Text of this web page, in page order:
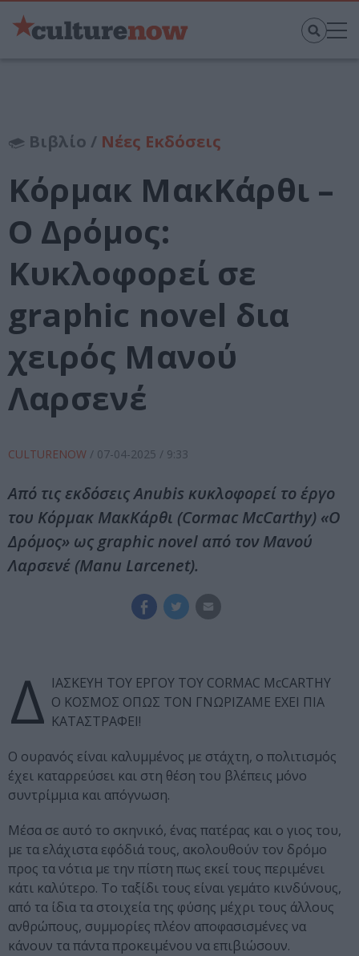
Βιβλίο / Νέες Εκδόσεις
Κόρμακ ΜακΚάρθι –
Ο Δρόμος:
Κυκλοφορεί σε
graphic novel δια
χειρός Μανού
Λαρσενέ
CULTURENOW / 07-04-2025 / 9:33
Από τις εκδόσεις Anubis κυκλοφορεί το έργο
του Κόρμακ ΜακΚάρθι (Cormac McCarthy) «Ο
Δρόμος» ως graphic novel από τον Μανού
Λαρσενέ (Manu Larcenet).
Δ ΙΑΣΚΕΥΗ ΤΟΥ ΕΡΓΟΥ ΤΟΥ CORMAC McCARTHY
O ΚΟΣΜΟΣ ΟΠΩΣ ΤΟΝ ΓΝΩΡΙΖΑΜΕ ΕΧΕΙ ΠΙΑ
ΚΑΤΑΣΤΡΑΦΕΙ!
Ο ουρανός είναι καλυμμένος με στάχτη, ο πολιτισμός
έχει καταρρεύσει και στη θέση του βλέπεις μόνο
συντρίμμια και απόγνωση.
Μέσα σε αυτό το σκηνικό, ένας πατέρας και ο γιος του,
με τα ελάχιστα εφόδιά τους, ακολουθούν τον δρόμο
προς τα νότια με την πίστη πως εκεί τους περιμένει
κάτι καλύτερο. Το ταξίδι τους είναι γεμάτο κινδύνους,
από τα ίδια τα στοιχεία της φύσης μέχρι τους άλλους
ανθρώπους, συμμορίες πλέον αποφασισμένες να
κάνουν τα πάντα προκειμένου να επιβιώσουν.